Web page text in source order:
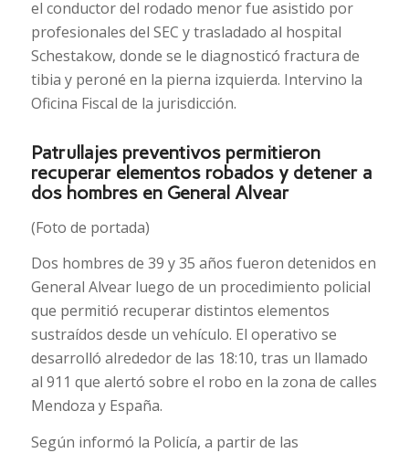
el conductor del rodado menor fue asistido por
profesionales del SEC y trasladado al hospital
Schestakow, donde se le diagnosticó fractura de
tibia y peroné en la pierna izquierda. Intervino la
Oficina Fiscal de la jurisdicción.
Patrullajes preventivos permitieron
recuperar elementos robados y detener a
dos hombres en General Alvear
(Foto de portada)
Dos hombres de 39 y 35 años fueron detenidos en
General Alvear luego de un procedimiento policial
que permitió recuperar distintos elementos
sustraídos desde un vehículo. El operativo se
desarrolló alrededor de las 18:10, tras un llamado
al 911 que alertó sobre el robo en la zona de calles
Mendoza y España.
Según informó la Policía, a partir de las